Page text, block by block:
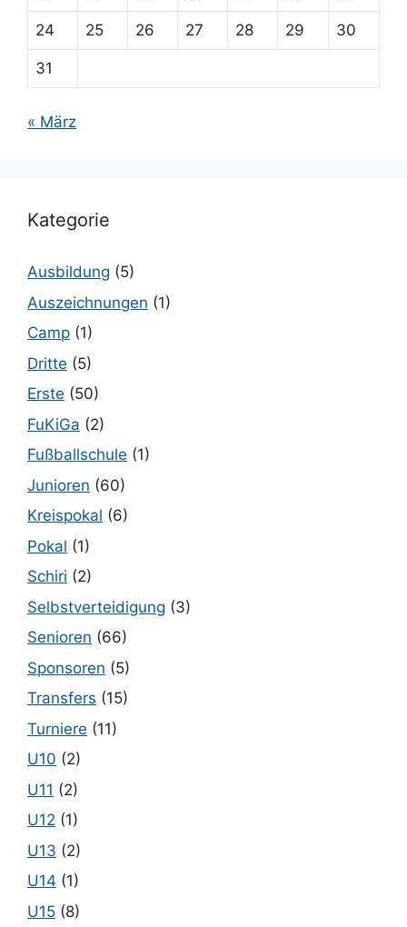
24 25 26 27 28 29 30
31
« März
Kategorie
Ausbildung (5)
Auszeichnungen (1)
Camp (1)
Dritte (5)
Erste (50)
FuKiGa (2)
Fußballschule (1)
Junioren (60)
Kreispokal (6)
Pokal (1)
Schiri (2)
Selbstverteidigung (3)
Senioren (66)
Sponsoren (5)
Transfers (15)
Turniere (11)
U10 (2)
U11 (2)
U12 (1)
U13 (2)
U14 (1)
U15 (8)